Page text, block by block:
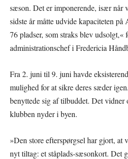
sæson. Det er imponerende, især når
sidste år måtte udvide kapaciteten
76 pladser, som straks blev
administrationschef i Fredericia
Fra 2. juni til 9. juni havde
mulighed for at sikre deres sæder
benyttede sig af tilbuddet. Det
klubben nyder i byen.
»Den store efterspørgsel har gjort, at
nyt tiltag: et ståplads-sæsonkort. Det